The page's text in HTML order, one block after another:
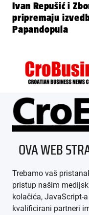
Ivan Repušić i
pripremaju
Papandopula
OVA WEB
Trebamo vaš
pristup našim
kolačića, JavaScript-
kvalificirani partneri